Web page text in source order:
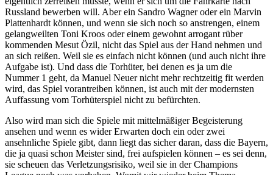
Russland bewerben will. Aber ein Sandro Wagner oder ein Marvin
Plattenhardt können, und wenn sie sich noch so anstrengen, einem
gelangweilten Toni Kroos oder einem gewohnt arrogant rüber
kommenden Mesut Özil, nicht das Spiel aus der Hand nehmen und
an sich reißen. Weil sie es einfach nicht können (und auch nicht ihre
Aufgabe ist). Und dass die Torhüter, bei denen es ja um die
Nummer 1 geht, da Manuel Neuer nicht mehr rechtzeitig fit werden
wird, das Spiel vorantreiben können, ist auch mit der modernsten
Auffassung vom Torhüterspiel nicht zu befürchten.
Also wird man sich die Spiele mit mittelmäßiger Begeisterung
ansehen und wenn es wider Erwarten doch ein oder zwei
ansehnliche Spiele gibt, dann liegt das sicher daran, dass die Bayern,
die ja quasi schon Meister sind, frei aufspielen können – es sei denn,
sie scheuen das Verletzungsrisiko, weil sie in der Champions